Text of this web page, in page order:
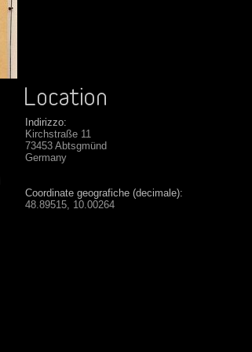
Indirizzo:
Kirchstraße 11
73453 Abtsgmünd
Germany
Coordinate geografiche (decimale):
48.89515, 10.00264